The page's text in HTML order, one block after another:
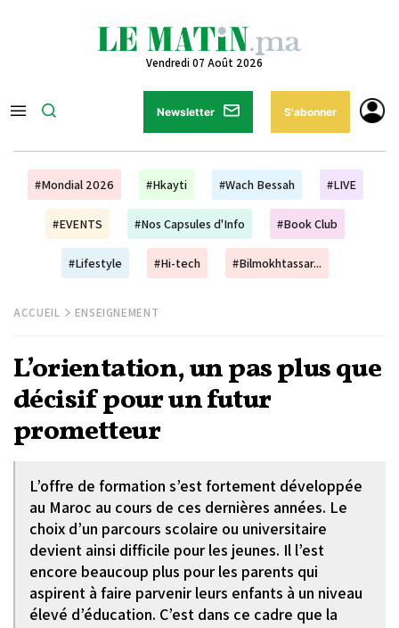
Vendredi 07 Août 2026
Newsletter S'abonner
#Mondial 2026 #Hkayti #Wach Bessah #LIVE
#EVENTS #Nos Capsules d'Info #Book Club
#Lifestyle #Hi-tech #Bilmokhtassar...
ACCUEIL ENSEIGNEMENT
L’orientation, un pas plus que
décisif pour un futur
prometteur
L’offre de formation s’est fortement développée
au Maroc au cours de ces dernières années. Le
choix d’un parcours scolaire ou universitaire
devient ainsi difficile pour les jeunes. Il l’est
encore beaucoup plus pour les parents qui
aspirent à faire parvenir leurs enfants à un niveau
élevé d’éducation. C’est dans ce cadre que la